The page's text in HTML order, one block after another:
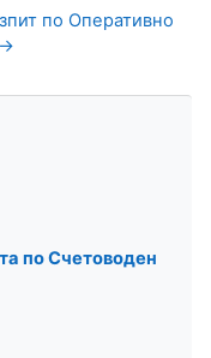
по Оперативно
по Счетоводен